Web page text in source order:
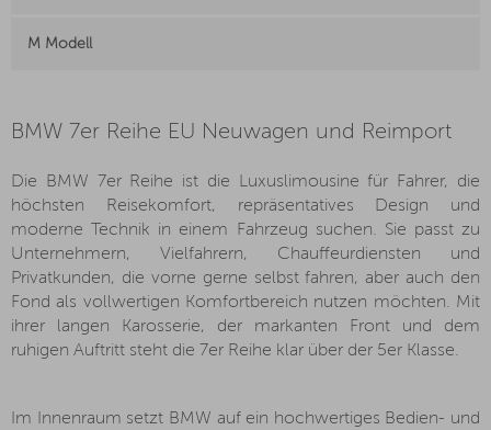
M Modell
BMW 7er Reihe EU Neuwagen und Reimport
Die BMW 7er Reihe ist die Luxuslimousine für Fahrer, die
höchsten Reisekomfort, repräsentatives Design und
moderne Technik in einem Fahrzeug suchen. Sie passt zu
Unternehmern, Vielfahrern, Chauffeurdiensten und
Privatkunden, die vorne gerne selbst fahren, aber auch den
Fond als vollwertigen Komfortbereich nutzen möchten. Mit
ihrer langen Karosserie, der markanten Front und dem
ruhigen Auftritt steht die 7er Reihe klar über der 5er Klasse.
Im Innenraum setzt BMW auf ein hochwertiges Bedien- und